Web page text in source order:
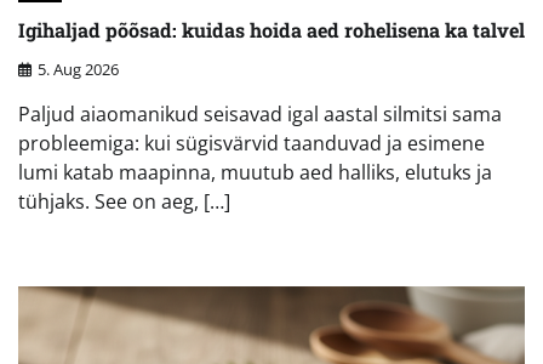
Igihaljad põõsad: kuidas hoida aed rohelisena ka talvel
5. Aug 2026
Paljud aiaomanikud seisavad igal aastal silmitsi sama
probleemiga: kui sügisvärvid taanduvad ja esimene
lumi katab maapinna, muutub aed halliks, elutuks ja
tühjaks. See on aeg, […]